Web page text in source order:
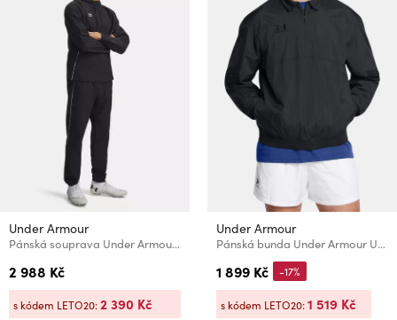
Under Armour
Pánská souprava Under Armour UA M Challenger Pro Trcksuit
2 988 Kč
s kódem LETO20:2 390 Kč
Under Armour
Pánská bunda Under Armour UA M's 96 Terrace Drill Top
1 899 Kč -17%
s kódem LETO20:1 519 Kč